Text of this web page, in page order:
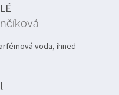
z 5 hvězdiček.
voda, ihned